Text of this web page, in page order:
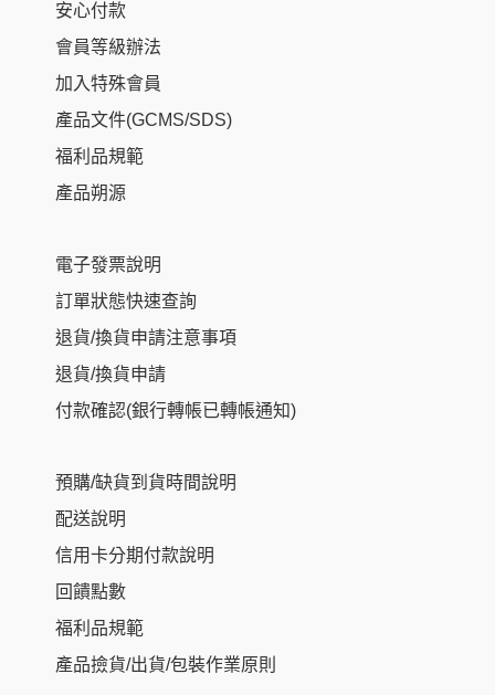
安心付款
會員等級辦法
加入特殊會員
產品文件(GCMS/SDS)
福利品規範
產品朔源
電子發票說明
訂單狀態快速查詢
退貨/換貨申請注意事項
退貨/換貨申請
付款確認(銀行轉帳已轉帳通知)
預購/缺貨到貨時間說明
配送說明
信用卡分期付款說明
回饋點數
福利品規範
產品撿貨/出貨/包裝作業原則
Item added to cart.